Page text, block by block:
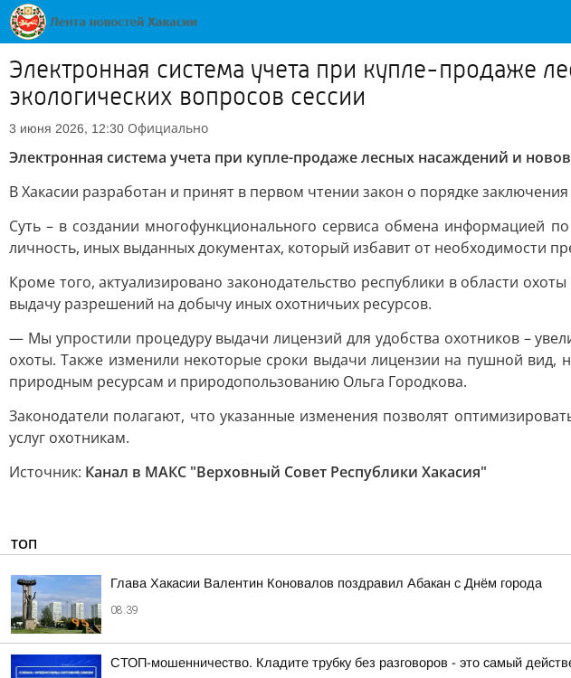
Электронная система учета при купле-продаже
экологических вопросов сессии
3 июня 2026, 12:30 Официально
Электронная система учета при купле-продаже лесных насаждений и
В Хакасии разработан и принят в первом чтении закон о порядке
Суть – в создании многофункционального сервиса обмена информацией
личность, иных выданных документах, который избавит от необходимости
Кроме того, актуализировано законодательство республики в области
выдачу разрешений на добычу иных охотничьих ресурсов.
— Мы упростили процедуру выдачи лицензий для удобства охотников –
охоты. Также изменили некоторые сроки выдачи лицензии на пушной вид,
природным ресурсам и природопользованию Ольга Городкова.
Законодатели полагают, что указанные изменения позволят
услуг охотникам.
Источник: Канал в МАКС "Верховный Совет Республики Хакасия"
ТОП
Глава Хакасии Валентин Коновалов поздравил Абакан с Днём города
08:39
СТОП-мошенничество. Кладите трубку без разговоров - это самый